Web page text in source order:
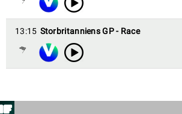
13:15 Storbritanniens GP - Race